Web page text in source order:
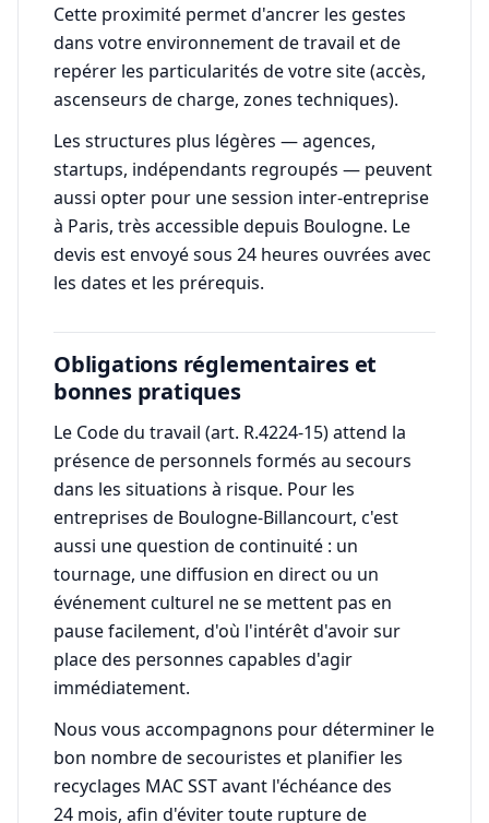
Cette proximité permet d'ancrer les gestes
dans votre environnement de travail et de
repérer les particularités de votre site (accès,
ascenseurs de charge, zones techniques).
Les structures plus légères — agences,
startups, indépendants regroupés — peuvent
aussi opter pour une session inter-entreprise
à Paris, très accessible depuis Boulogne. Le
devis est envoyé sous 24 heures ouvrées avec
les dates et les prérequis.
Obligations réglementaires et
bonnes pratiques
Le Code du travail (art. R.4224-15) attend la
présence de personnels formés au secours
dans les situations à risque. Pour les
entreprises de Boulogne-Billancourt, c'est
aussi une question de continuité : un
tournage, une diffusion en direct ou un
événement culturel ne se mettent pas en
pause facilement, d'où l'intérêt d'avoir sur
place des personnes capables d'agir
immédiatement.
Nous vous accompagnons pour déterminer le
bon nombre de secouristes et planifier les
recyclages MAC SST avant l'échéance des
24 mois, afin d'éviter toute rupture de